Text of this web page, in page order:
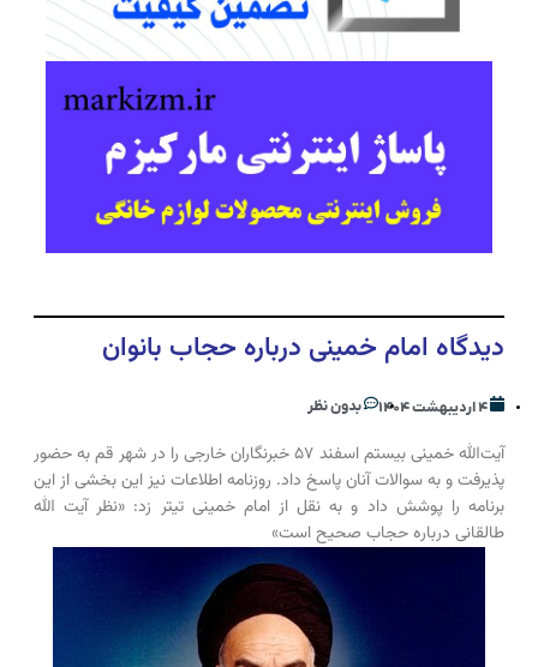
دیدگاه امام خمینی درباره حجاب بانوان
۴ اردیبهشت ۱۴۰۴ بدون نظر
آیت‌الله خمینی بیستم اسفند ۵۷ خبرنگاران خارجی را در شهر قم به حضور
پذیرفت و به سوالات آنان پاسخ داد. روزنامه اطلاعات نیز این بخشی از این
برنامه را پوشش داد و به نقل از امام خمینی تیتر زد: «نظر آیت الله
طالقانی درباره حجاب صحیح است»